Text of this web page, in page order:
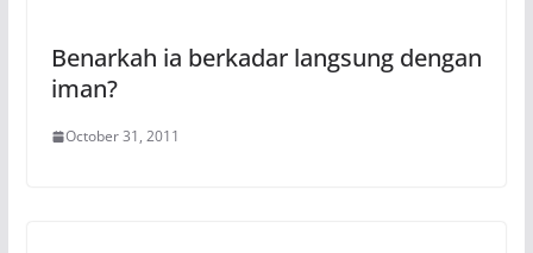
Benarkah ia berkadar langsung dengan
iman?
October 31, 2011